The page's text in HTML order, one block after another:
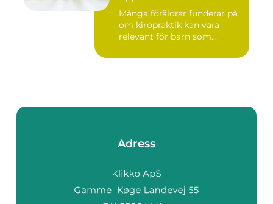
Många föräldrar funderar på
om kiropraktik kan vara
relevant för barn som...
Adress